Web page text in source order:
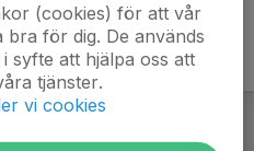
(cookies) för att vår
för dig. De används
syfte att hjälpa oss att
tjänster.
vi cookies